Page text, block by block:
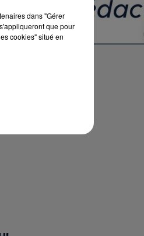
dans "Gérer
que pour
cookies" situé en